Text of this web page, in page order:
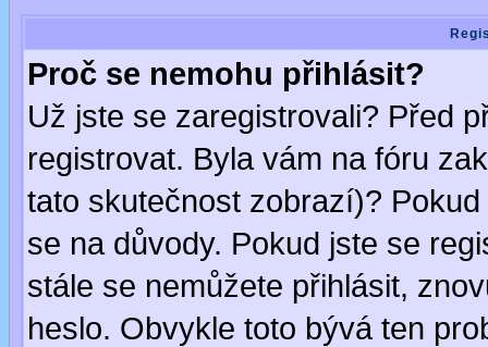
Proč se nemohu přihlásit?
Už jste se zaregistrovali? Před
registrovat. Byla vám na fóru
tato skutečnost zobrazí)?
se na důvody. Pokud jste se
stále se nemůžete přihlásit,
heslo. Obvykle toto bývá ten